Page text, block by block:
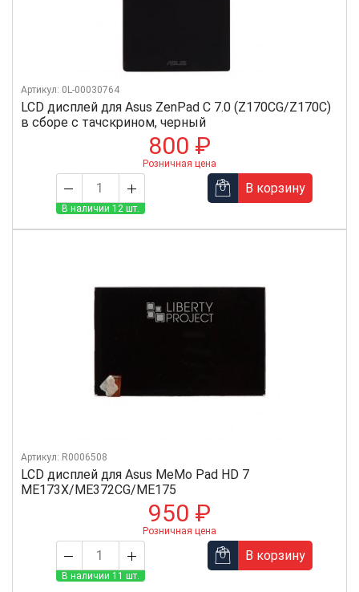
LCD дисплей для Asus ZenPad C 7.0 (Z170CG/Z170C)
в сборе с тачскрином, черный
Артикул: 0L-00030764
800 ₽
Розничная цена
В наличии 12 шт.
В корзину
LCD дисплей для Asus MeMo Pad HD 7
ME173X/ME372CG/ME175
Артикул: R0006508
950 ₽
Розничная цена
В наличии 11 шт.
В корзину